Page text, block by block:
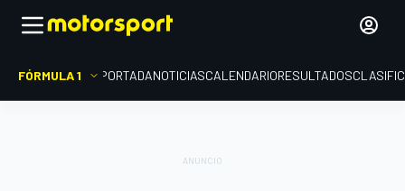
FÓRMULA 1 PORTADANOTICIASCALENDARIORESULTADOS